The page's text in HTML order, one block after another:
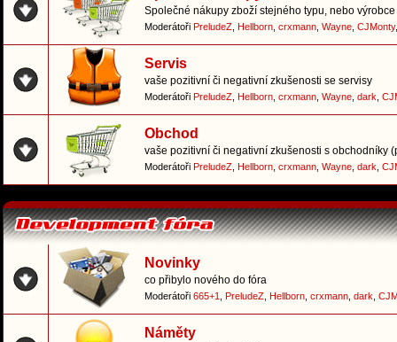
Společné nákupy zboží stejného typu, nebo
Moderátoři PreludeZ Hellborn crxmann Wayne CJMonty
Servis
vaše pozitivní či negativní zkušenosti se servisy
Moderátoři PreludeZ Hellborn crxmann Wayne dark
Obchod
vaše pozitivní či negativní zkušenosti s obchodníky
Moderátoři PreludeZ Hellborn crxmann Wayne dark
Novinky
co přibylo nového do fóra
Moderátoři 665+1 PreludeZ Hellborn crxmann dark
Náměty